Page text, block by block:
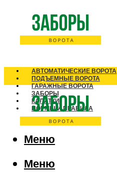
АВТОМАТИЧЕСКИЕ ВОРОТА
ПОДЪЕМНЫЕ ВОРОТА
ГАРАЖНЫЕ ВОРОТА
ЗАБОРЫ
КАЛИТКИ
НОРМЫ И ПРАВИЛА
Меню
Меню